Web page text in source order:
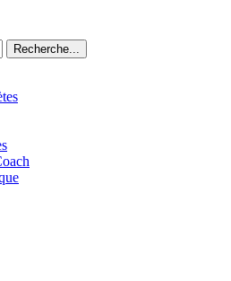
Recherche...